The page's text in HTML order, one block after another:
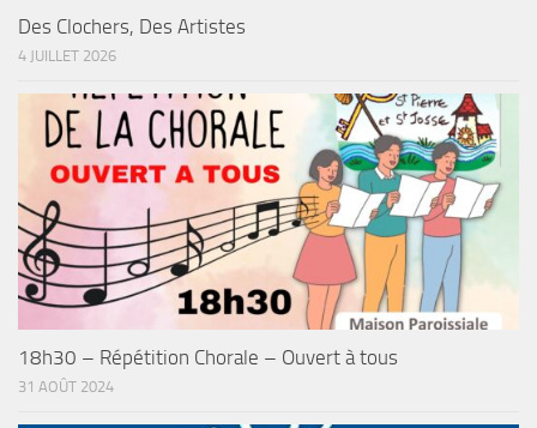
Des Clochers, Des Artistes
4 JUILLET 2026
18h30 – Répétition Chorale – Ouvert à tous
31 AOÛT 2024